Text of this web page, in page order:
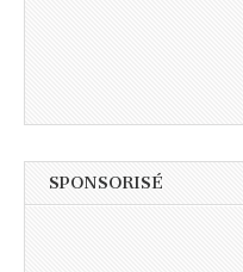
SPONSORISÉ